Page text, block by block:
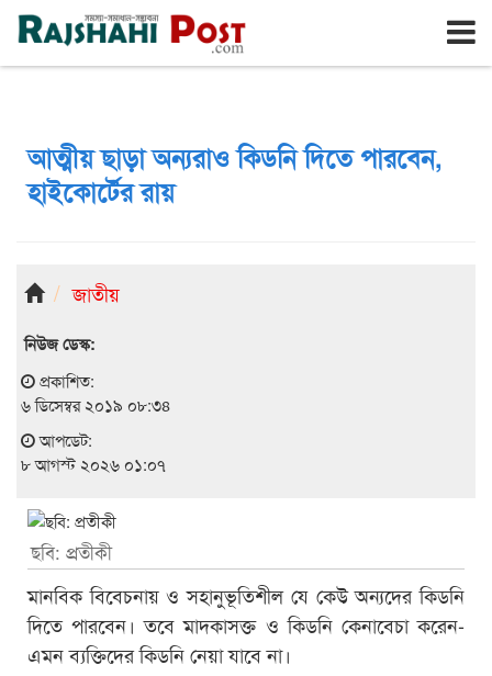
রাজশাহী শনিবার, ৮ই আগস্ট ২০২৬, ২৪শে শ্রাবণ ১৪৩৩
আত্মীয় ছাড়া অন্যরাও কিডনি দিতে পারবেন,
হাইকোর্টের রায়
জাতীয়
নিউজ ডেস্ক:
প্রকাশিত:
৬ ডিসেম্বর ২০১৯ ০৮:৩৪
আপডেট:
৮ আগস্ট ২০২৬ ০১:০৭
ছবি: প্রতীকী
মানবিক বিবেচনায় ও সহানুভূতিশীল যে কেউ অন্যদের কিডনি
দিতে পারবেন। তবে মাদকাসক্ত ও কিডনি কেনাবেচা করেন-
এমন ব্যক্তিদের কিডনি নেয়া যাবে না।